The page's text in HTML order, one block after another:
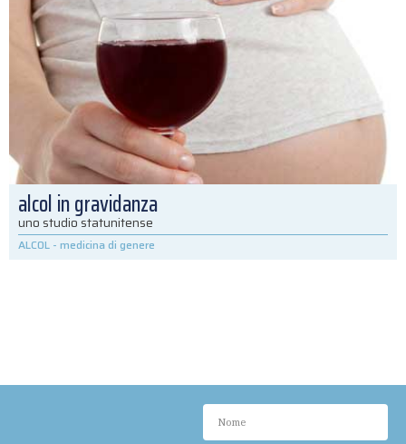
alcol in gravidanza
uno studio statunitense
ALCOL - medicina di genere